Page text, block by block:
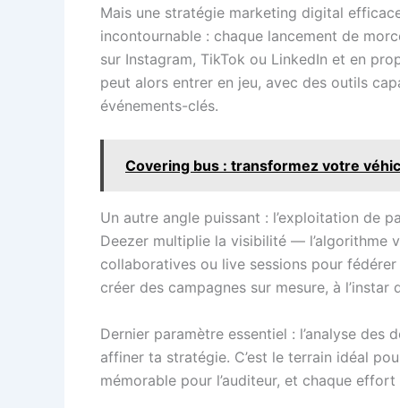
Mais une stratégie marketing digital
incontournable : chaque lancement de
sur Instagram, TikTok ou LinkedIn et en
peut alors entrer en jeu, avec des outils
événements-clés.
Covering bus : transformez votre
Un autre angle puissant : l’exploitation de
Deezer multiplie la visibilité — l’algorithme
collaboratives ou live sessions pour
créer des campagnes sur mesure, à
Dernier paramètre essentiel : l’analyse des
affiner ta stratégie. C’est le terrain idéal
mémorable pour l’auditeur, et chaque